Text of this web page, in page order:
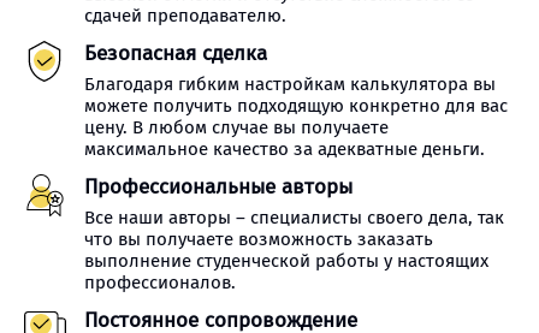
сдачей преподавателю.
Безопасная сделка
Благодаря гибким настройкам калькулятора вы
можете получить подходящую конкретно для вас
цену. В любом случае вы получаете
максимальное качество за адекватные деньги.
Профессиональные авторы
Все наши авторы – специалисты своего дела, так
что вы получаете возможность заказать
выполнение студенческой работы у настоящих
профессионалов.
Постоянное сопровождение